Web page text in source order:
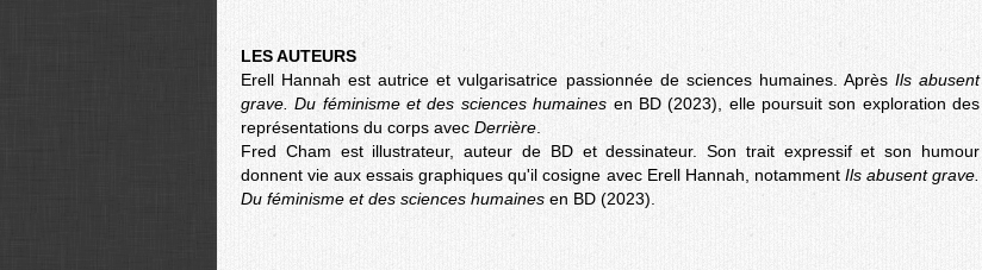
LES AUTEURS
Erell Hannah est autrice et vulgarisatrice passionnée de sciences humaines. Après Ils abusent
grave. Du féminisme et des sciences humaines en BD (2023), elle poursuit son exploration des
représentations du corps avec Derrière
Fred Cham est illustrateur, auteur de BD et dessinateur. Son trait expressif et son humour
donnent vie aux essais graphiques qu'il cosigne avec Erell Hannah, notamment Ils abusent grave.
Du féminisme et des sciences humaines en BD (2023).